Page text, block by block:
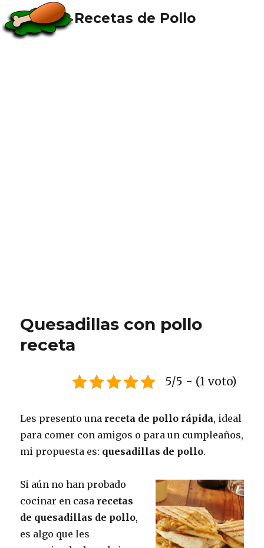
Recetas de Pollo
Quesadillas con pollo
receta
5/5 - (1 voto)
Les presento una receta de pollo rápida, ideal
para comer con amigos o para un cumpleaños,
mi propuesta es: quesadillas de pollo.
Si aún no han probado
cocinar en casa recetas
de quesadillas de pollo,
es algo que les